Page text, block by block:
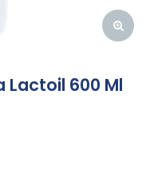
Lactoil 600 Ml